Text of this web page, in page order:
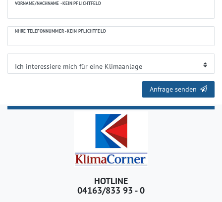
VORNAME/NACHNAME - KEIN PFLICHTFELD
NHRE TELEFONNUMMER - KEIN PFLICHTFELD
Anfrage senden
HOTLINE
04163/833 93 - 0